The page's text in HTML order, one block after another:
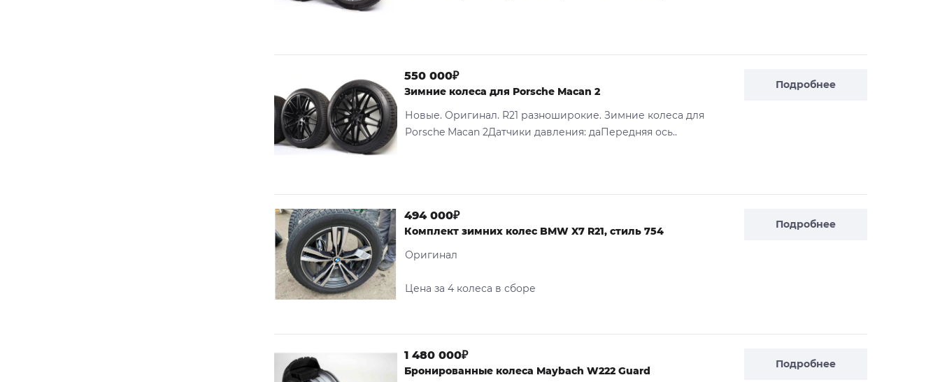
Подробнее
550 000₽
Зимние колеса для Porsche Macan 2
Новые. Оригинал. R21 разноширокие. Зимние колеса для
Porsche Macan 2Датчики давления: даПередняя ось..
Подробнее
494 000₽
Комплект зимних колес BMW X7 R21, стиль 754
Оригинал
Цена за 4 колеса в сборе
Подробнее
1 480 000₽
Бронированные колеса Maybach W222 Guard